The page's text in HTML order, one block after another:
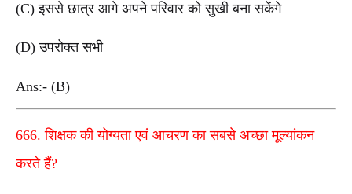
(C) इससे छात्र आगे अपने परिवार को सुखी बना सकेंगे
(D) उपरोक्त सभी
Ans:- (B)
666. शिक्षक की योग्यता एवं आचरण का सबसे अच्छा मूल्यांकन
करते हैं?